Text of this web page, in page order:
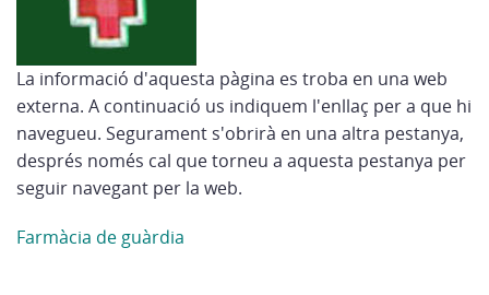
La informació d'aquesta pàgina es troba en una web
externa. A continuació us indiquem l'enllaç per a que hi
navegueu. Segurament s'obrirà en una altra pestanya,
després només cal que torneu a aquesta pestanya per
seguir navegant per la web.
Farmàcia de guàrdia